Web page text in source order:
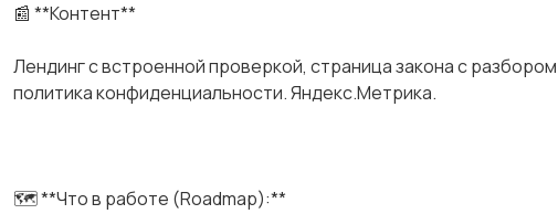
📰 **Контент**
Лендинг с встроенной проверкой, страница закона с
политика конфиденциальности. Яндекс.Метрика.
🗺 **Что в работе (Rоаdmар):**